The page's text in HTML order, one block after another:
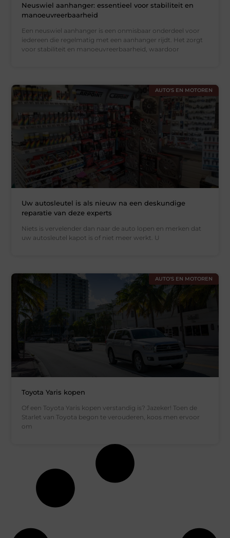
Neuswiel aanhanger: essentieel voor stabiliteit en
manoeuvreerbaarheid
Een neuswiel aanhanger is een onmisbaar onderdeel voor
iedereen die regelmatig met een aanhanger rijdt. Het zorgt
voor stabiliteit en manoeuvreerbaarheid, waardoor
AUTO'S EN MOTOREN
Uw autosleutel is als nieuw na een deskundige
reparatie van deze experts
Niets is vervelender dan naar de auto lopen en merken dat
uw autosleutel kapot is of niet meer werkt. U
AUTO'S EN MOTOREN
Toyota Yaris kopen
Of een Toyota Yaris kopen verstandig is? Jazeker! Toen de
Starlet van Toyota begon te verouderen, koos men ervoor
om